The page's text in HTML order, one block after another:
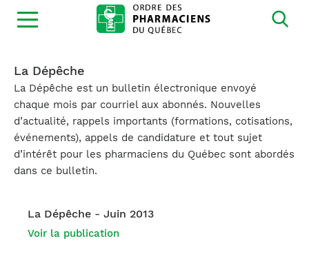
Ouvrir
la
La Dépêche
La Dépêche est un bulletin électronique envoyé
chaque mois par courriel aux abonnés. Nouvelles
d’actualité, rappels importants (formations, cotisations,
événements), appels de candidature et tout sujet
d’intérêt pour les pharmaciens du Québec sont abordés
dans ce bulletin.
La Dépêche - Juin 2013
Voir la publication